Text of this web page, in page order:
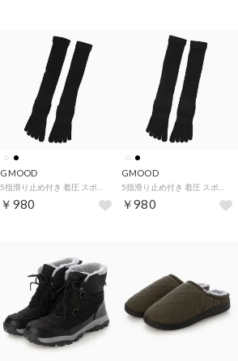
GMOOD
5指滑り止め付き 着圧 スポーツソックス メンズ ジュニア サッカー 靴下 （ブラック）
￥980
GMOOD
5指滑り止め付き 着圧 スポーツソックス メンズ ジュニア サッカー 靴下 （ブラック）
￥980